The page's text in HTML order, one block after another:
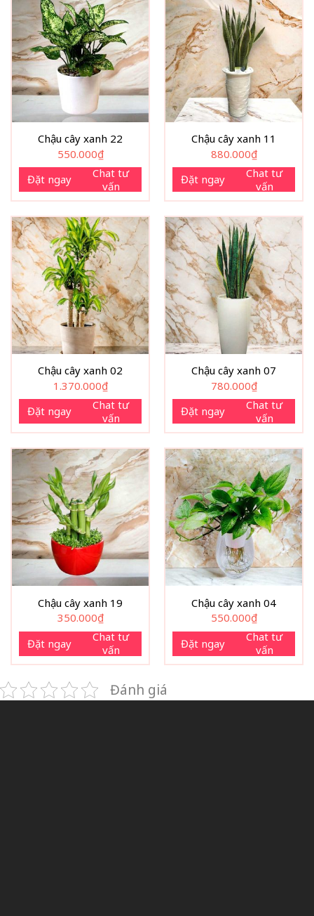
Chậu cây xanh 22
550.000₫
Đặt ngay
Chat tư
vấn
Chậu cây xanh 11
880.000₫
Đặt ngay
Chat tư
vấn
Chậu cây xanh 02
1.370.000₫
Đặt ngay
Chat tư
vấn
Chậu cây xanh 07
780.000₫
Đặt ngay
Chat tư
vấn
Chậu cây xanh 19
350.000₫
Đặt ngay
Chat tư
vấn
Chậu cây xanh 04
550.000₫
Đặt ngay
Chat tư
vấn
Đánh giá